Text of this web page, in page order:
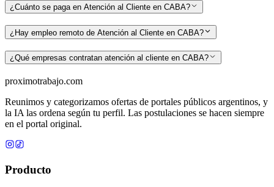
¿Cuánto se paga en Atención al Cliente en CABA?
¿Hay empleo remoto de Atención al Cliente en CABA?
¿Qué empresas contratan atención al cliente en CABA?
proximotrabajo.com
Reunimos y categorizamos ofertas de portales públicos argentinos, y
la IA las ordena según tu perfil. Las postulaciones se hacen siempre
en el portal original.
Producto